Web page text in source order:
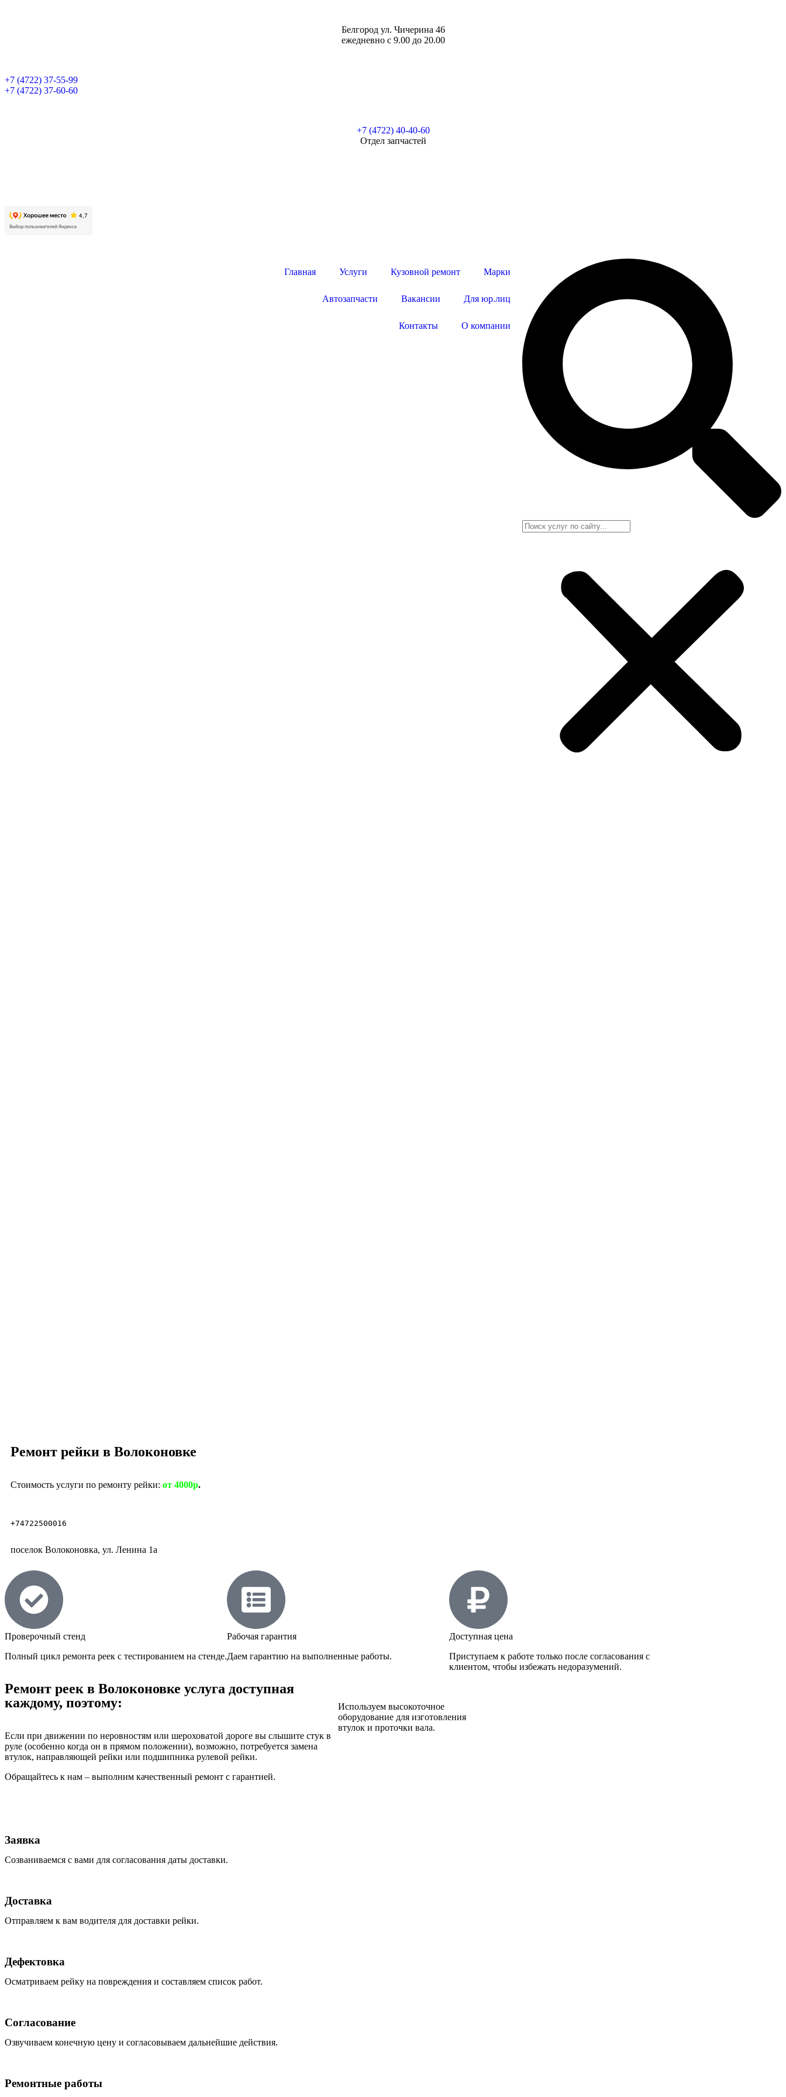
Белгород ул. Чичерина 46
ежедневно с 9.00 до 20.00
+7 (4722) 37-55-99
+7 (4722) 37-60-60
+7 (4722) 40-40-60
Отдел запчастей
Главная Услуги Кузовной ремонт Марки
Автозапчасти Вакансии Для юр.лиц
Контакты О компании
Ремонт рейки в Волоконовке
Стоимость услуги по ремонту рейки: от 4000р.
+74722500016
поселок Волоконовка, ул. Ленина 1а
Проверочный стенд
Полный цикл ремонта реек с тестированием на стенде.
Рабочая гарантия
Даем гарантию на выполненные работы.
Доступная цена
Приступаем к работе только после согласования с
клиентом, чтобы избежать недоразумений.
Ремонт реек в Волоконовке услуга доступная
каждому, поэтому:
Если при движении по неровностям или шероховатой дороге вы слышите стук в
руле (особенно когда он в прямом положении), возможно, потребуется замена
втулок, направляющей рейки или подшипника рулевой рейки.
Обращайтесь к нам – выполним качественный ремонт с гарантией.
Используем высокоточное
оборудование для изготовления
втулок и проточки вала.
Заявка
Созваниваемся с вами для согласования даты доставки.
Доставка
Отправляем к вам водителя для доставки рейки.
Дефектовка
Осматриваем рейку на повреждения и составляем список работ.
Согласование
Озвучиваем конечную цену и согласовываем дальнейшие действия.
Ремонтные работы